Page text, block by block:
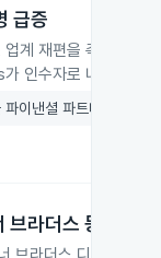
급증
업계 재편을 촉진하
수자로 나서 지리적
이낸셜 파트너스
라더스 등 대량